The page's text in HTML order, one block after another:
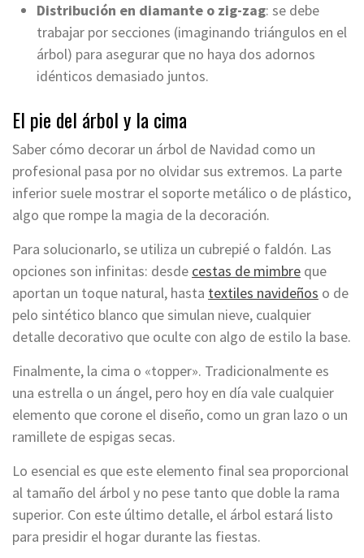
Distribución en diamante o zig-zag: se debe
trabajar por secciones (imaginando triángulos en el
árbol) para asegurar que no haya dos adornos
idénticos demasiado juntos.
El pie del árbol y la cima
Saber cómo decorar un árbol de Navidad como un
profesional pasa por no olvidar sus extremos. La parte
inferior suele mostrar el soporte metálico o de plástico,
algo que rompe la magia de la decoración.
Para solucionarlo, se utiliza un cubrepié o faldón. Las
opciones son infinitas: desde cestas de mimbre que
aportan un toque natural, hasta textiles navideños o de
pelo sintético blanco que simulan nieve, cualquier
detalle decorativo que oculte con algo de estilo la base.
Finalmente, la cima o «topper». Tradicionalmente es
una estrella o un ángel, pero hoy en día vale cualquier
elemento que corone el diseño, como un gran lazo o un
ramillete de espigas secas.
Lo esencial es que este elemento final sea proporcional
al tamaño del árbol y no pese tanto que doble la rama
superior. Con este último detalle, el árbol estará listo
para presidir el hogar durante las fiestas.